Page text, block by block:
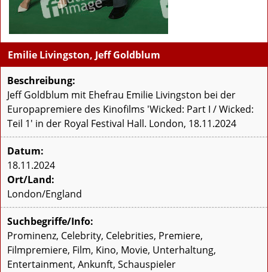
Emilie Livingston, Jeff Goldblum
Beschreibung:
Jeff Goldblum mit Ehefrau Emilie Livingston bei der
Europapremiere des Kinofilms 'Wicked: Part I / Wicked:
Teil 1' in der Royal Festival Hall. London, 18.11.2024
Datum:
18.11.2024
Ort/Land:
London/England
Suchbegriffe/Info:
Prominenz, Celebrity, Celebrities, Premiere,
Filmpremiere, Film, Kino, Movie, Unterhaltung,
Entertainment, Ankunft, Schauspieler